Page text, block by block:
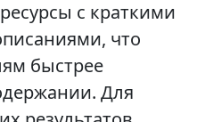
с краткими
что
быстрее
Для